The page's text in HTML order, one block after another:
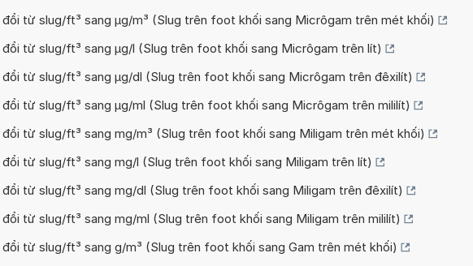
đổi từ slug/ft³ sang µg/m³ (Slug trên foot khối sang Micrôgam trên mét khối)
đổi từ slug/ft³ sang µg/l (Slug trên foot khối sang Micrôgam trên lít)
đổi từ slug/ft³ sang µg/dl (Slug trên foot khối sang Micrôgam trên đêxilít)
đổi từ slug/ft³ sang µg/ml (Slug trên foot khối sang Micrôgam trên mililít)
đổi từ slug/ft³ sang mg/m³ (Slug trên foot khối sang Miligam trên mét khối)
đổi từ slug/ft³ sang mg/l (Slug trên foot khối sang Miligam trên lít)
đổi từ slug/ft³ sang mg/dl (Slug trên foot khối sang Miligam trên đêxilít)
đổi từ slug/ft³ sang mg/ml (Slug trên foot khối sang Miligam trên mililít)
đổi từ slug/ft³ sang g/m³ (Slug trên foot khối sang Gam trên mét khối)